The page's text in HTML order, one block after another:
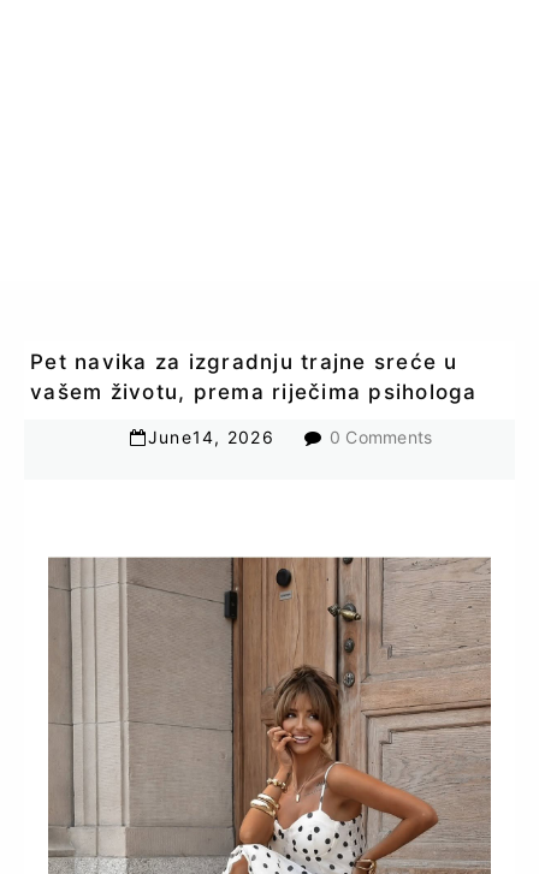
Pet navika za izgradnju trajne sreće u
vašem životu, prema riječima psihologa
June14, 2026 0 Comments